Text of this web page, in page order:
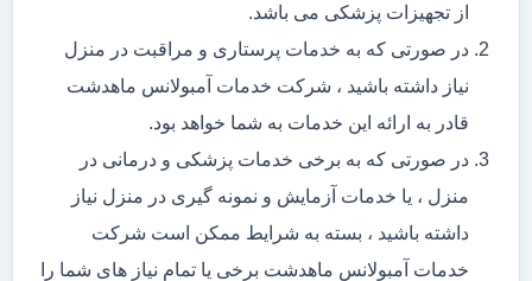
از تجهیزات پزشکی می باشد.
در صورتی که به خدمات پرستاری و مراقبت در منزل
نیاز داشته باشید ، شرکت خدمات آمبولانس ماهدشت
قادر به ارائه این خدمات به شما خواهد بود.
در صورتی که به برخی خدمات پزشکی و درمانی در
منزل ، یا خدمات آزمایش و نمونه گیری در منزل نیاز
داشته باشید ، بسته به شرایط ممکن است شرکت
خدمات آمبولانس ماهدشت برخی یا تمام نیاز های شما را